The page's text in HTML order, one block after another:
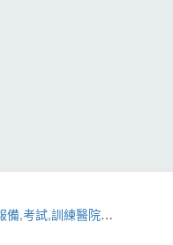
,訓練醫院,章程,證書展延)